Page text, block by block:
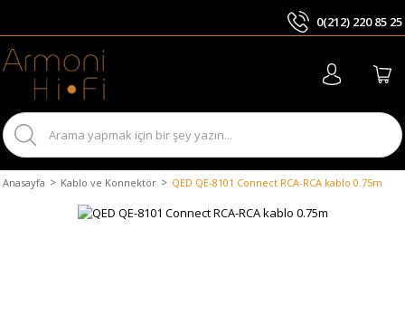
0(212) 220 85 25
Anasayfa Kablo ve Konnektör QED QE-8101 Connect RCA-RCA kablo 0.75m